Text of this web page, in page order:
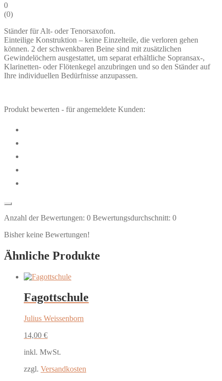
0
(0)
Ständer für Alt- oder Tenorsaxofon.
Einteilige Konstruktion – keine Einzelteile, die verloren gehen
können. 2 der schwenkbaren Beine sind mit zusätzlichen
Gewindelöchern ausgestattet, um separat erhältliche Sopransax-,
Klarinetten- oder Flötenkegel anzubringen und so den Ständer auf
Ihre individuellen Bedürfnisse anzupassen.
Produkt bewerten - für angemeldete Kunden:
Anzahl der Bewertungen: 0 Bewertungsdurchschnitt: 0
Bisher keine Bewertungen!
Ähnliche Produkte
Fagottschule
Julius Weissenborn
14,00 €
inkl. MwSt.
zzgl. Versandkosten